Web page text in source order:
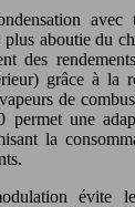
avec
aboutie du
des
grâce à la
de
permet une
la
évite